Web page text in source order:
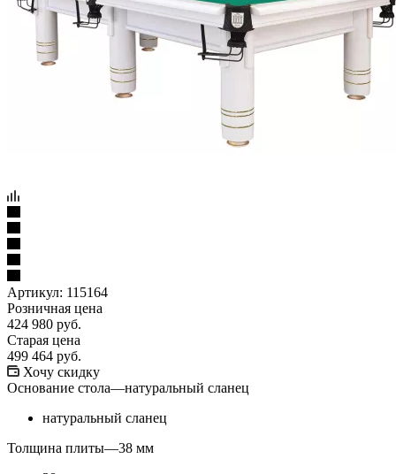
Артикул: 115164
Розничная цена
424 980 руб.
Старая цена
499 464 руб.
Хочу скидку
Основание стола—натуральный сланец
натуральный сланец
Толщина плиты—38 мм